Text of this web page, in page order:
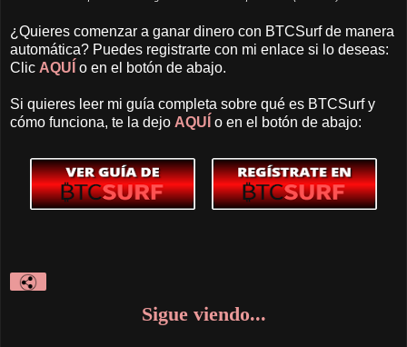
¿Quieres comenzar a ganar dinero con BTCSurf de manera
automática? Puedes registrarte con mi enlace si lo deseas:
Clic AQUÍ o en el botón de abajo.
Si quieres leer mi guía completa sobre qué es BTCSurf y
cómo funciona, te la dejo AQUÍ o en el botón de abajo:
Sigue viendo...